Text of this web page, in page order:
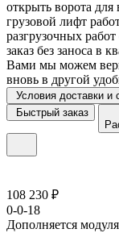
открыть ворота для
грузовой лифт
разгрузочных
заказ без заноса в
Вами мы можем
вновь в другой
Условия доставки и
Быстрый заказ
108 230 ₽
0-0-18
Дополняется